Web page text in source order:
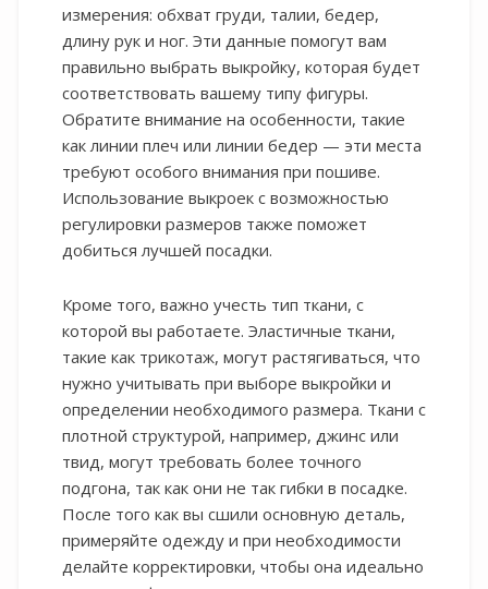
измерения: обхват груди, талии, бедер,
длину рук и ног. Эти данные помогут вам
правильно выбрать выкройку, которая будет
соответствовать вашему типу фигуры.
Обратите внимание на особенности, такие
как линии плеч или линии бедер — эти места
требуют особого внимания при пошиве.
Использование выкроек с возможностью
регулировки размеров также поможет
добиться лучшей посадки.
Кроме того, важно учесть тип ткани, с
которой вы работаете. Эластичные ткани,
такие как трикотаж, могут растягиваться, что
нужно учитывать при выборе выкройки и
определении необходимого размера. Ткани с
плотной структурой, например, джинс или
твид, могут требовать более точного
подгона, так как они не так гибки в посадке.
После того как вы сшили основную деталь,
примеряйте одежду и при необходимости
делайте корректировки, чтобы она идеально